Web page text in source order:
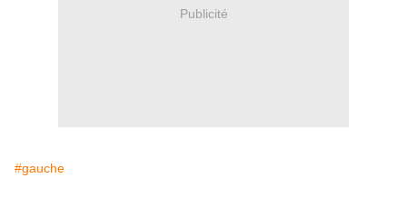
Publicité
#gauche